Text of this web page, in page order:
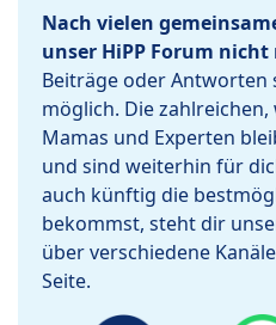
Nach vielen
unser HiPP Forum
Beiträge oder Antworten
möglich. Die
Mamas und Experten
und sind weiterhin für
auch künftig die
bekommst, steht dir
über verschiedene
Seite.